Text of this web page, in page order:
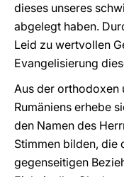
dieses unseres
abgelegt haben.
Leid zu wertvollen
Evangelisierung
Aus der orthodoxen
Rumäniens erhebe
den Namen des
Stimmen bilden, die
gegenseitigen